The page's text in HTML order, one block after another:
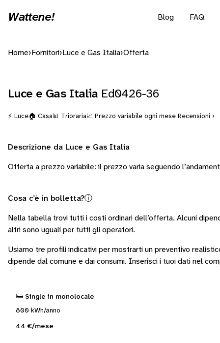
Wattene! Blog FAQ
Home› Fornitori› Luce e Gas Italia›Offerta
Luce e Gas Italia Ed0426-36
⚡ Luce🏠 Casa📊 Trioraria📈 Prezzo variabile ogni mese Recensioni ›
Descrizione da Luce e Gas Italia
Offerta a prezzo variabile: il prezzo varia seguendo
Cosa c’è in bolletta?ⓘ
Nella tabella trovi tutti i costi ordinari dell’offerta. Alcuni
altri sono uguali per tutti gli operatori.
Usiamo tre profili indicativi per mostrarti un preventivo
dipende dal comune e dai consumi. Inserisci i tuoi dati nel
🛏️ Single in monolocale
800 kWh/anno
44 €/mese